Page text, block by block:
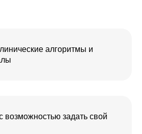
алгоритмы и
задать свой